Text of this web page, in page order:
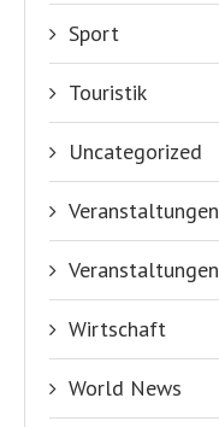
Sport
Touristik
Uncategorized
Veranstaltungen
Veranstaltungen
Wirtschaft
World News